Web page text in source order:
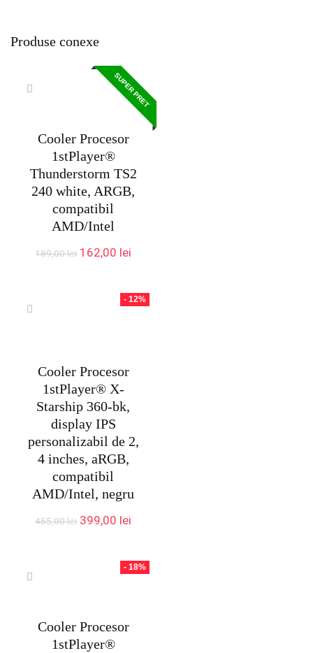
Produse conexe
SUPER PRET
Cooler Procesor
1stPlayer®
Thunderstorm TS2
240 white, ARGB,
compatibil
AMD/Intel
189,00lei Prețul
189,00 lei.
162,00 lei
162,00 lei.
- 12%
Cooler Procesor
1stPlayer® X-
Starship 360-bk,
display IPS
personalizabil de 2,
4 inches, aRGB,
compatibil
AMD/Intel, negru
455,00lei Prețul
455,00 lei.
399,00 lei
399,00 lei.
- 18%
Cooler Procesor
1stPlayer®